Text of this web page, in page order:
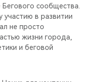
сообщества.
участию в развитии
не просто
жизни города,
и беговой